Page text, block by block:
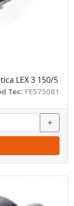
LEX 3 150/5
Tec: FE575081
+